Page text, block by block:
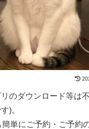
のダウンロード等は
)。
単にご予約・ご予約